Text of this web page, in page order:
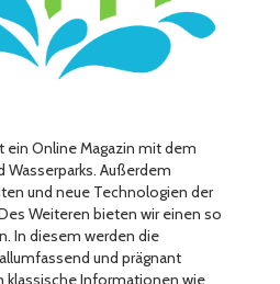
ein Online Magazin mit dem
Wasserparks. Außerdem
und neue Technologien der
Weiteren bieten wir einen so
In diesem werden die
und prägnant
klassische Informationen wie